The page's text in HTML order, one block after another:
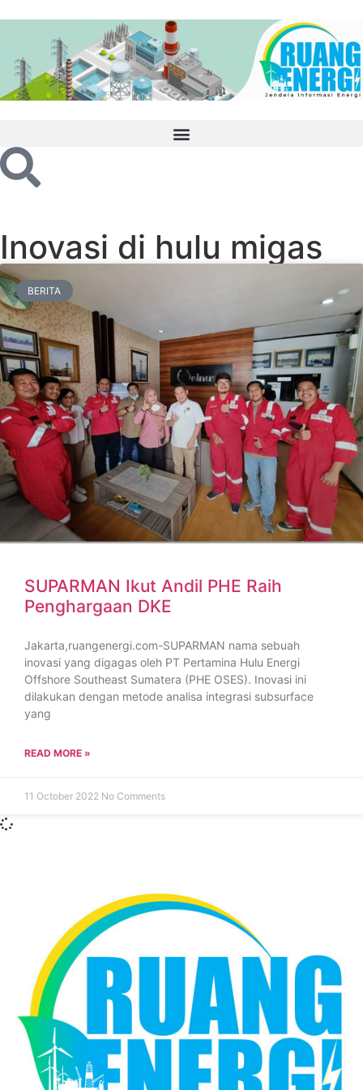
Inovasi di hulu migas
BERITA
SUPARMAN Ikut Andil PHE Raih
Penghargaan DKE
Jakarta,ruangenergi.com-SUPARMAN nama sebuah
inovasi yang digagas oleh PT Pertamina Hulu Energi
Offshore Southeast Sumatera (PHE OSES). Inovasi ini
dilakukan dengan metode analisa integrasi subsurface
yang
READ MORE »
11 October 2022 No Comments